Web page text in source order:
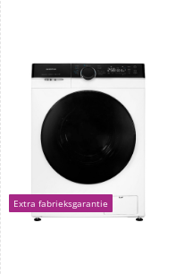
Extra fabrieksgarantie